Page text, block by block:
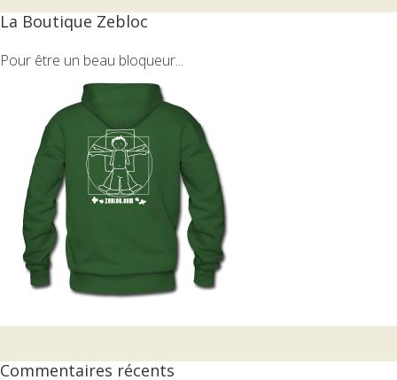
La Boutique Zebloc
Pour être un beau bloqueur...
Commentaires récents